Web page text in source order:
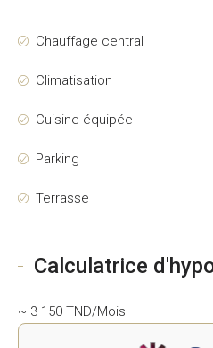
Chauffage central
Climatisation
Cuisine équipée
Parking
Terrasse
Calculatrice
~ 3 150 TND/Mois